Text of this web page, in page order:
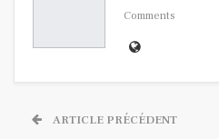
Comments
ARTICLE PRÉCÉDENT